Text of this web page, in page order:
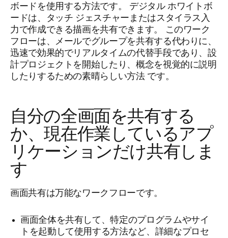
ボードを使用する方法です。 デジタル ホワイトボ
ードは、タッチ ジェスチャーまたはスタイラス入
力で作成できる描画を共有できます。 このワーク
フローは、メールでグループを共有する代わりに、
迅速で効果的でリアルタイムの代替手段であり、設
計プロジェクトを開始したり、概念を視覚的に説明
したりするための素晴らしい方法 です。
自分の全画面を共有する
か、現在作業しているアプ
リケーションだけ共有しま
す
画面共有は万能なワークフローです。
画面全体を共有して、特定のプログラムやサイ
トを起動して使用する方法など、詳細なプロセ